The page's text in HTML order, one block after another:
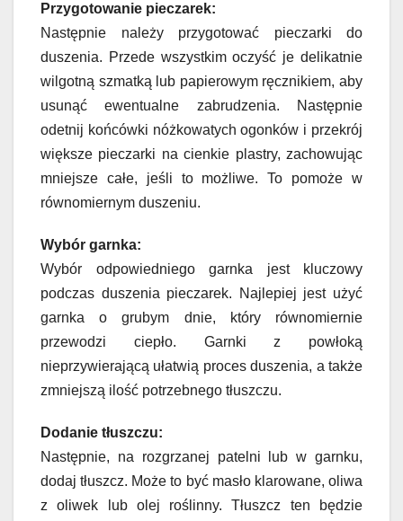
Przygotowanie pieczarek:
Następnie należy przygotować pieczarki do
duszenia. Przede wszystkim oczyść je delikatnie
wilgotną szmatką lub papierowym ręcznikiem, aby
usunąć ewentualne zabrudzenia. Następnie
odetnij końcówki nóżkowatych ogonków i przekrój
większe pieczarki na cienkie plastry, zachowując
mniejsze całe, jeśli to możliwe. To pomoże w
równomiernym duszeniu.
Wybór garnka:
Wybór odpowiedniego garnka jest kluczowy
podczas duszenia pieczarek. Najlepiej jest użyć
garnka o grubym dnie, który równomiernie
przewodzi ciepło. Garnki z powłoką
nieprzywierającą ułatwią proces duszenia, a także
zmniejszą ilość potrzebnego tłuszczu.
Dodanie tłuszczu:
Następnie, na rozgrzanej patelni lub w garnku,
dodaj tłuszcz. Może to być masło klarowane, oliwa
z oliwek lub olej roślinny. Tłuszcz ten będzie